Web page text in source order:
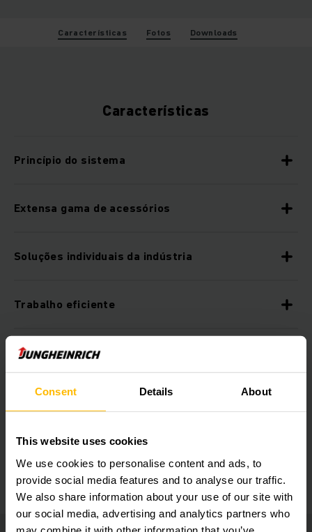
Consent Details About
This website uses cookies
We use cookies to personalise content and ads, to
provide social media features and to analyse our traffic.
We also share information about your use of our site with
our social media, advertising and analytics partners who
Características Fotos Downloads
Características
Princípio do sistema
Extensa gama de acessórios
Soluções individuais da indústria
Trabalho eficiente
Melhor utilização do espaço
Estanteria de paletes Jungheinrich de alta
qualidade
Acessórios de segurança